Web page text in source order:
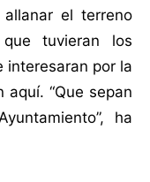
el terreno
tuvieran los
interesaran por la
“Que sepan
ha